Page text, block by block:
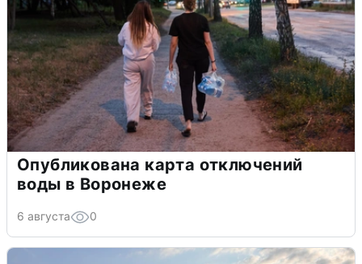
Опубликована карта отключений
воды в Воронеже
6 августа 0